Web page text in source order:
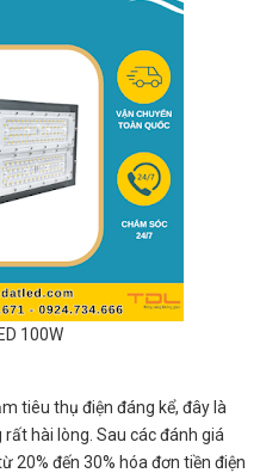
100W
tiêu thụ điện đáng kể, đây là
hài lòng. Sau các đánh giá
20% đến 30% hóa đơn tiền điện